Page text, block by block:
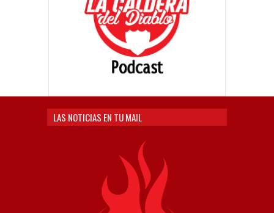
LAS NOTICIAS EN TU MAIL